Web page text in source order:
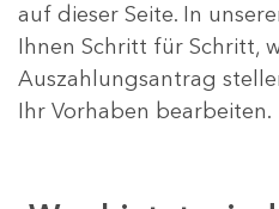
auf dieser Seite. In
Ihnen Schritt für Schritt,
Auszahlungsantrag
Ihr Vorhaben bearbeiten.